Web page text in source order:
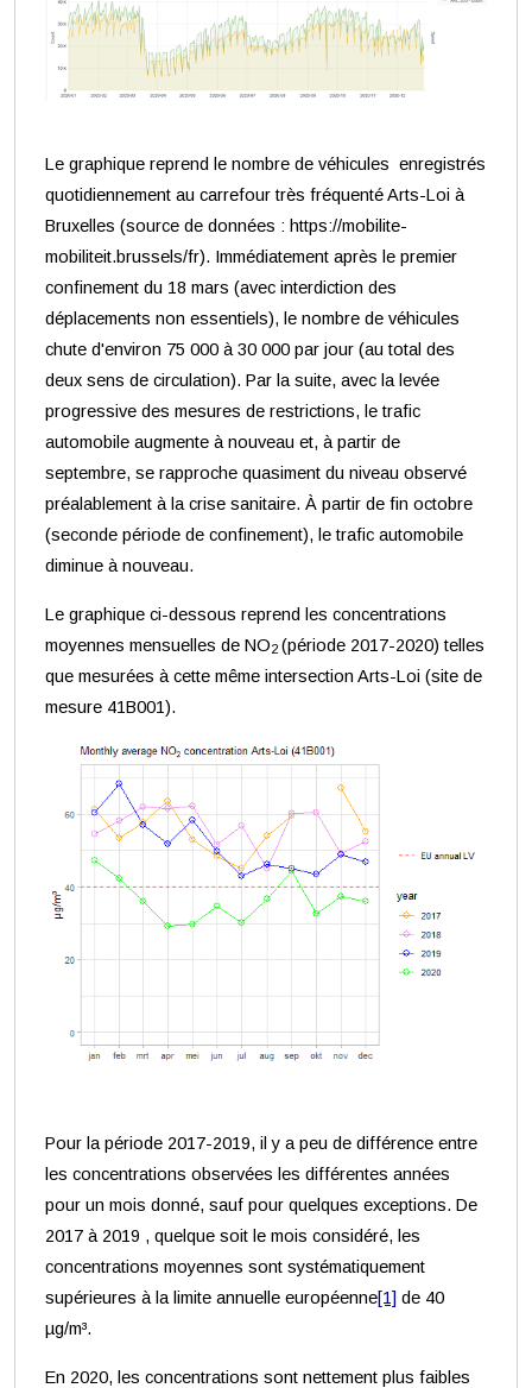
Le graphique reprend le nombre de véhicules enregistrés
quotidiennement au carrefour très fréquenté Arts-Loi à
Bruxelles (source de données : https://mobilite-
mobiliteit.brussels/fr). Immédiatement après le premier
confinement du 18 mars (avec interdiction des
déplacements non essentiels), le nombre de véhicules
chute d'environ 75 000 à 30 000 par jour (au total des
deux sens de circulation). Par la suite, avec la levée
progressive des mesures de restrictions, le trafic
automobile augmente à nouveau et, à partir de
septembre, se rapproche quasiment du niveau observé
préalablement à la crise sanitaire. À partir de fin octobre
(seconde période de confinement), le trafic automobile
diminue à nouveau.
Le graphique ci-dessous reprend les concentrations
moyennes mensuelles de NO2(période 2017-2020) telles
que mesurées à cette même intersection Arts-Loi (site de
mesure 41B001).
Pour la période 2017-2019, il y a peu de différence entre
les concentrations observées les différentes années
pour un mois donné, sauf pour quelques exceptions. De
2017 à 2019 , quelque soit le mois considéré, les
concentrations moyennes sont systématiquement
supérieures à la limite annuelle européenne[1] de 40
µg/m³.
En 2020, les concentrations sont nettement plus faibles